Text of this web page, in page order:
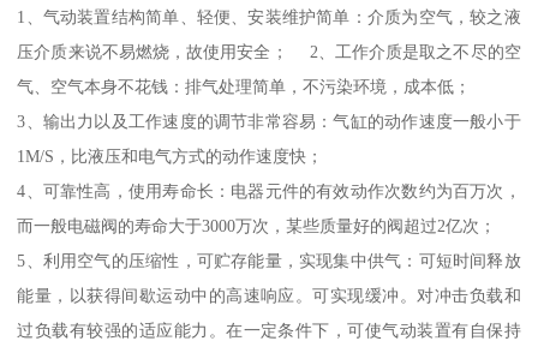
1、气动装置结构简单、轻便、安装维护简单：介质为空气，较之液
压介质来说不易燃烧，故使用安全； 2、工作介质是取之不尽的空
气、空气本身不花钱：排气处理简单，不污染环境，成本低；
3、输出力以及工作速度的调节非常容易：气缸的动作速度一般小于
1M/S，比液压和电气方式的动作速度快；
4、可靠性高，使用寿命长：电器元件的有效动作次数约为百万次，
而一般电磁阀的寿命大于3000万次，某些质量好的阀超过2亿次；
5、利用空气的压缩性，可贮存能量，实现集中供气：可短时间释放
能量，以获得间歇运动中的高速响应。可实现缓冲。对冲击负载和
过负载有较强的适应能力。在一定条件下，可使气动装置有自保持